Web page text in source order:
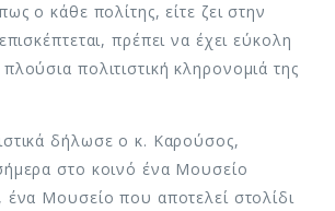
ο κάθε πολίτης, είτε ζει στην
πρέπει να έχει εύκολη
πολιτιστική κληρονομιά της
δήλωσε ο κ. Καρούσος,
στο κοινό ένα Μουσείο
ένα Μουσείο που αποτελεί στολίδι